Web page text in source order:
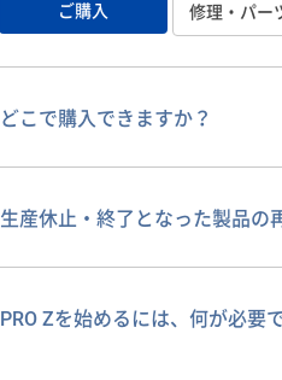
ご購入 修理・パー
どこで購入できますか？
生産休止・終了となった製品の
PRO Zを始めるには、何が必要